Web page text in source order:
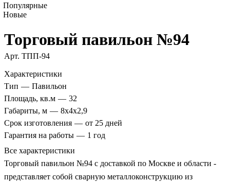
Популярные
Новые
Торговый павильон №94
Арт. TПП-94
Характеристики
Тип — Павильон
Площадь, кв.м — 32
Габариты, м — 8x4x2,9
Срок изготовления — от 25 дней
Гарантия на работы — 1 год
Все характеристики
Торговый павильон №94 с доставкой по Москве и области -
представляет собой сварную металлоконструкцию из